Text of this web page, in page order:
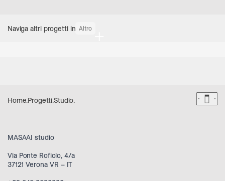
Naviga altri progetti in Altro
Home.Progetti.Studio. Dark
MASAAI studio
Via Ponte Rofiolo, 4/a
37121 Verona VR – IT